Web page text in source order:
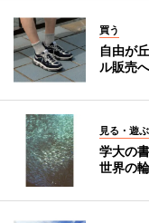
買う
自由が
ル販売へ
見る・遊ぶ
学大の
世界の